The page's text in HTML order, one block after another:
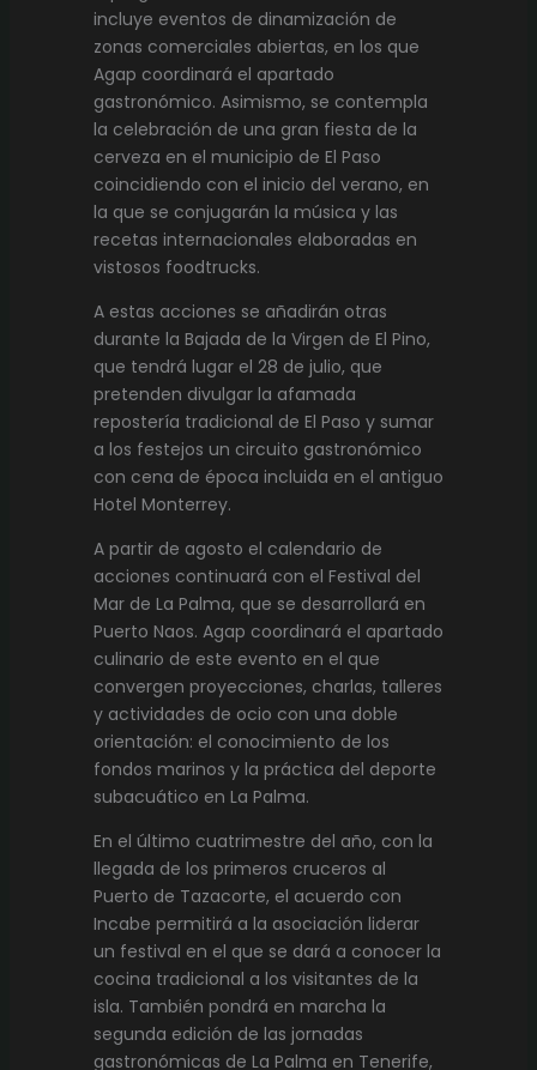
incluye eventos de dinamización de
zonas comerciales abiertas, en los que
Agap coordinará el apartado
gastronómico. Asimismo, se contempla
la celebración de una gran fiesta de la
cerveza en el municipio de El Paso
coincidiendo con el inicio del verano, en
la que se conjugarán la música y las
recetas internacionales elaboradas en
vistosos foodtrucks.
A estas acciones se añadirán otras
durante la Bajada de la Virgen de El Pino,
que tendrá lugar el 28 de julio, que
pretenden divulgar la afamada
repostería tradicional de El Paso y sumar
a los festejos un circuito gastronómico
con cena de época incluida en el antiguo
Hotel Monterrey.
A partir de agosto el calendario de
acciones continuará con el Festival del
Mar de La Palma, que se desarrollará en
Puerto Naos. Agap coordinará el apartado
culinario de este evento en el que
convergen proyecciones, charlas, talleres
y actividades de ocio con una doble
orientación: el conocimiento de los
fondos marinos y la práctica del deporte
subacuático en La Palma.
En el último cuatrimestre del año, con la
llegada de los primeros cruceros al
Puerto de Tazacorte, el acuerdo con
Incabe permitirá a la asociación liderar
un festival en el que se dará a conocer la
cocina tradicional a los visitantes de la
isla. También pondrá en marcha la
segunda edición de las jornadas
gastronómicas de La Palma en Tenerife,